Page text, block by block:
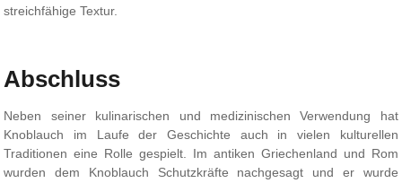
streichfähige Textur.
Abschluss
Neben seiner kulinarischen und medizinischen Verwendung hat
Knoblauch im Laufe der Geschichte auch in vielen kulturellen
Traditionen eine Rolle gespielt. Im antiken Griechenland und Rom
wurden dem Knoblauch Schutzkräfte nachgesagt und er wurde